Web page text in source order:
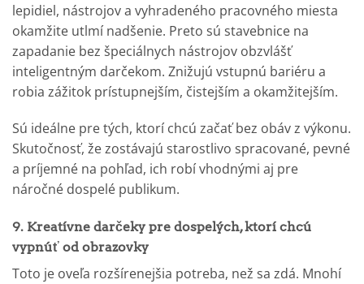
lepidiel, nástrojov a vyhradeného pracovného miesta
okamžite utlmí nadšenie. Preto sú stavebnice na
zapadanie bez špeciálnych nástrojov obzvlášť
inteligentným darčekom. Znižujú vstupnú bariéru a
robia zážitok prístupnejším, čistejším a okamžitejším.
Sú ideálne pre tých, ktorí chcú začať bez obáv z výkonu.
Skutočnosť, že zostávajú starostlivo spracované, pevné
a príjemné na pohľad, ich robí vhodnými aj pre
náročné dospelé publikum.
9. Kreatívne darčeky pre dospelých, ktorí chcú
vypnúť od obrazovky
Toto je oveľa rozšírenejšia potreba, než sa zdá. Mnohí